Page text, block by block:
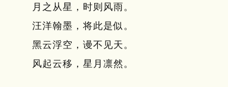
月之从星，时则风雨。
汪洋翰墨，将此是似。
黑云浮空，谩不见天。
风起云移，星月凛然。